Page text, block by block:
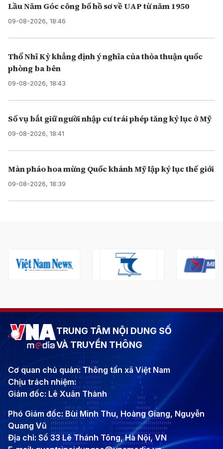
Lầu Năm Góc công bố hồ sơ về UAP từ năm 1950
09-08-2026, 18:46
Thổ Nhĩ Kỳ khẳng định ý nghĩa của thỏa thuận quốc
phòng ba bên
09-08-2026, 18:43
Số vụ bắt giữ người nhập cư trái phép tăng kỷ lục ở Mỹ
09-08-2026, 18:41
Màn pháo hoa mừng Quốc khánh Mỹ lập kỷ lục thế giới
09-08-2026, 18:39
TRUNG TÂM NỘI DUNG SỐ
VÀ TRUYỀN THÔNG
Cơ quan chủ quản: Thông tấn xã Việt Nam
Chịu trách nhiệm:
Giám đốc: Lê Xuân Thành
Phó Giám đốc: Bùi Minh Thu, Hoàng Giang, Nguyễn
Quang Vũ
Địa chỉ: Số 33 Lê Thánh Tông, Hà Nội, VN